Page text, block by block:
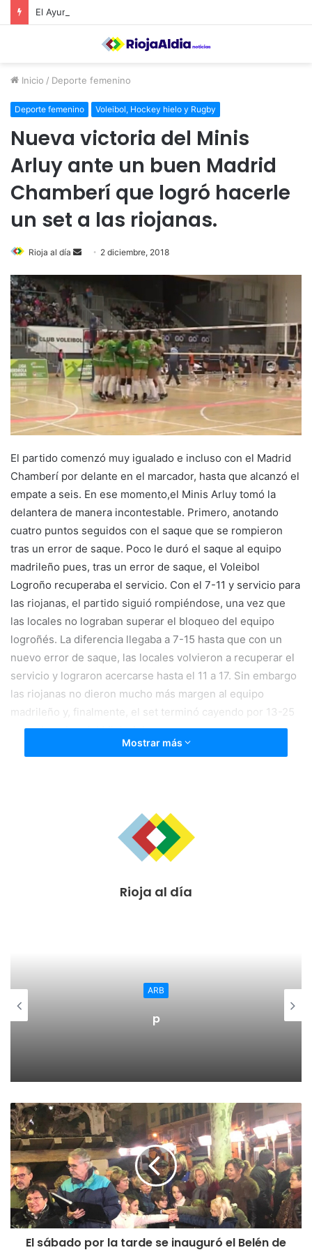
Inicio / Deporte femenino
Deporte femenino Voleibol, Hockey hielo y Rugby
Nueva victoria del Minis
Arluy ante un buen Madrid
Chamberí que logró hacerle
un set a las riojanas.
Rioja al día
d
a
n
e
m
a
i
l
2 diciembre, 2018
El partido comenzó muy igualado e incluso con el Madrid
Chamberí por delante en el marcador, hasta que alcanzó el
empate a seis. En ese momento,el Minis Arluy tomó la
delantera de manera incontestable. Primero, anotando
cuatro puntos seguidos con el saque que se rompieron
tras un error de saque. Poco le duró el saque al equipo
madrileño pues, tras un error de saque, el Voleibol
Logroño recuperaba el servicio. Con el 7-11 y servicio para
las riojanas, el partido siguió rompiéndose, una vez que
las locales no lograban superar el bloqueo del equipo
logroñés. La diferencia llegaba a 7-15 hasta que con un
nuevo error de saque, las locales volvieron a recuperar el
servicio y lograron acercarse hasta el 11 a 17. Sin embargo
las riojanas no dieron mucho más margen al equipo
madrileño y, finalmente, el set terminó cayendo por 13-25
para el equipo del Minis Arluy.
al encuentro y siguieron luchando cada pelota. A pesar de
ello, las riojanas siguieron marcando diferencias y, si en el
primer set los bloqueos fueron los protagonistas, en este
del equipo logroñés. Finalmente, el set concluyó con un
con empate al décimo tanto del set.
El Minis Arluy logró adquirir ventaja en el marcador
el set con un 26-24 tras dos intensos y emocionantes
puntos.
El Madrid Chamberí, ese equipo que le remontó dos set al
OSACC Haro para llevar el partido al tie break, había
logrado hacerle un set al todo poderoso Voleibol Logroño,
fruto del trabajo y la constancia.
Mostrar más
Rioja al día
ARB
p
El sábado por la tarde se inauguró el Belén de